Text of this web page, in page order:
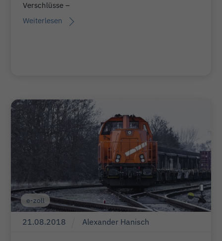
Verschlüsse –
Weiterlesen
e-zoll
21.08.2018 Alexander Hanisch